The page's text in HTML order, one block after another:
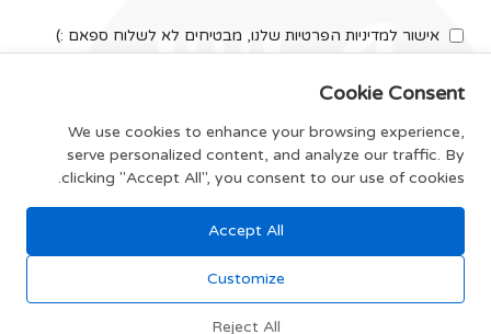
אישור למדיניות הפרטיות שלנו, מבטיחים לא לשלוח ספאם :)
צרפו אותי
תקנון האתר
Cookie Consent
We use cookies to enhance your browsing experience,
serve personalized content, and analyze our traffic. By
clicking "Accept All", you consent to our use of cookies.
Accept All
Customize
Reject All